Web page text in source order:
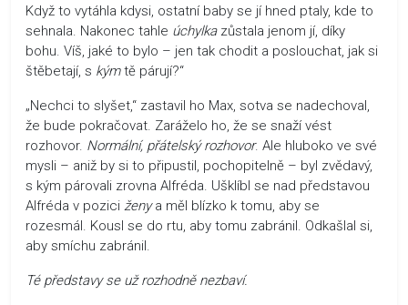
Když to vytáhla kdysi, ostatní baby se jí hned ptaly, kde to
sehnala. Nakonec tahle úchylkazůstala jenom jí, díky
bohu. Víš, jaké to bylo – jen tak chodit a poslouchat, jak si
štěbetají, s kýmtě párují?“
„Nechci to slyšet,“ zastavil ho Max, sotva se nadechoval,
že bude pokračovat. Zaráželo ho, že se snaží vést
rozhovor. Normální, přátelský rozhovor. Ale hluboko ve své
mysli – aniž by si to připustil, pochopitelně – byl zvědavý,
s kým párovali zrovna Alfréda. Ušklíbl se nad představou
Alfréda v pozici ženya měl blízko k tomu, aby se
rozesmál. Kousl se do rtu, aby tomu zabránil. Odkašlal si,
aby smíchu zabránil.
Té představy se už rozhodně nezbaví.